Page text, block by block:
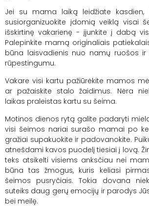
Jei su mama laiką leidžiate
susiorganizuokite įdomią veiklą visai
išskirtinę vakarienę - įjunkite į dabą
Palepinkite mamą originaliais
būna laisvadienis nuo namų ruošos
rūpestingumu.
Vakare visi kartu pažiūrėkite mamos
ar pažaiskite stalo žaidimus. Nėra
laikas praleistas kartu su šeima.
Motinos dienos rytą galite padaryti
visi šeimos nariai surašo mamai po
gražiai supakuokite ir padovanokite.
atnešdami kavos puodelį tiesiai į lovą.
teks atsikelti visiems anksčiau nei
būna tas žmogus, kuris keliasi
šeimos pusryčiais. Tokia dovana
suteiks daug gerų emocijų ir parodys
bei meilę.